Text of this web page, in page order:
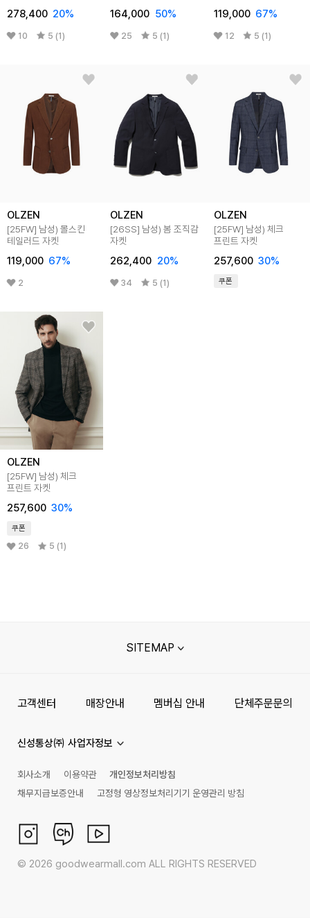
278,400 20%
10 5 (1)
164,000 50%
25 5 (1)
119,000 67%
12 5 (1)
OLZEN
[25FW] 남성) 몰스킨
테일러드 자켓
119,000 67%
2
OLZEN
[26SS] 남성) 봄 조직감
자켓
262,400 20%
34 5 (1)
OLZEN
[25FW] 남성) 체크
프린트 자켓
257,600 30%
쿠폰
OLZEN
[25FW] 남성) 체크
프린트 자켓
257,600 30%
쿠폰
26 5 (1)
SITEMAP
고객센터 매장안내 멤버십 안내 단체주문문의
신성통상㈜ 사업자정보
회사소개 이용약관
개인정보처리방침
채무지급보증안내
고정형 영상정보처리기기 운영관리 방침
© 2026 goodwearmall.com ALL RIGHTS RESERVED